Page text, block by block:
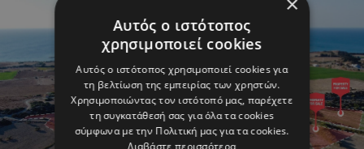
Αυτός ο ιστότοπος
χρησιμοποιεί cookies
Αυτός ο ιστότοπος χρησιμοποιεί cookies για
τη βελτίωση της εμπειρίας των χρηστών.
Χρησιμοποιώντας τον ιστότοπό μας, παρέχετε
τη συγκατάθεσή σας για όλα τα cookies
σύμφωνα με την Πολιτική μας για τα cookies.
Διαβάστε περισσότερα